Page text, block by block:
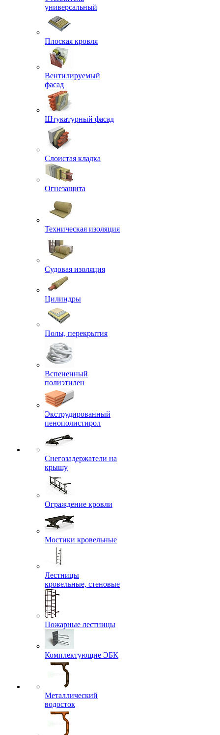
универсальный
Плоская кровля
Вентилируемый
фасад
Штукатурный фасад
Слоистая кладка
Огнезащита
Техническая изоляция
Судовая изоляция
Цилиндры
Полы, перекрытия
Вспененный
полиэтилен
Экструдированный
пенополистирол
Снегозадержатели на
крышу
Ограждение кровли
Мостики кровельные
Лестницы
кровельные, стеновые
Пожарные лестницы
Комплектующие ЭБК
Металлический
водосток